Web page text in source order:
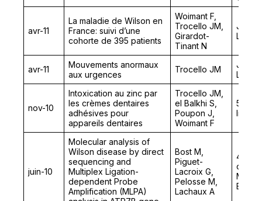
avr-11
La maladie de Wilson en
France: suivi d’une
cohorte de 395 patients
Woimant F,
Trocello JM,
Girardot-
Tinant N
avr-11
Mouvements anormaux
aux urgences
Trocello JM
nov-10
Intoxication au zinc par
les crèmes dentaires
adhésives pour
appareils dentaires
Trocello JM,
el Balkhi S,
Poupon J,
Woimant F
juin-10
Molecular analysis of
Wilson disease by direct
sequencing and
Multiplex Ligation-
dependent Probe
Amplification (MLPA)
Bost M,
Piguet-
Lacroix G,
Pelosse M,
Lachaux A
4th
on